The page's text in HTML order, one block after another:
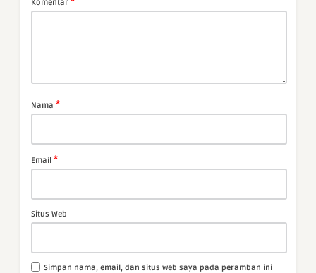
Komentar
Nama *
Email *
Situs Web
Simpan nama, email, dan situs web saya pada peramban ini